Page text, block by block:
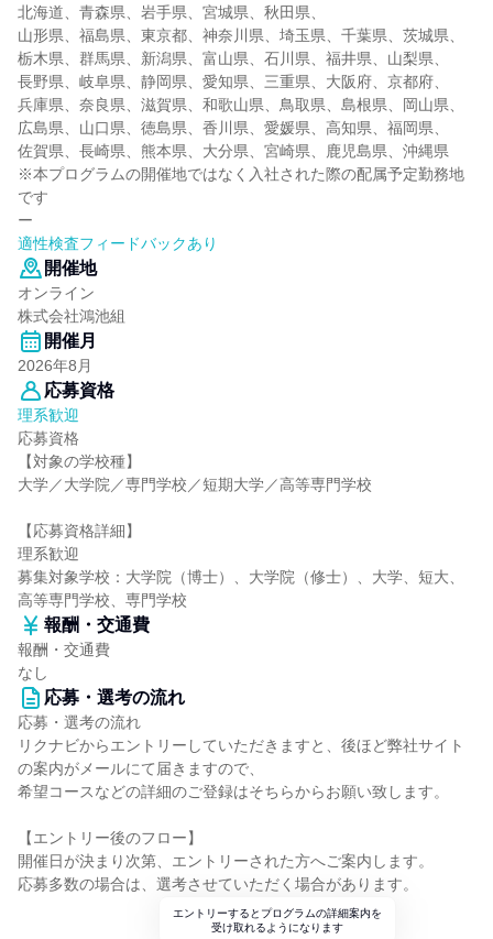
北海道、青森県、岩手県、宮城県、秋田県、
山形県、福島県、東京都、神奈川県、埼玉県、千葉県、茨城県、
栃木県、群馬県、新潟県、富山県、石川県、福井県、山梨県、
長野県、岐阜県、静岡県、愛知県、三重県、大阪府、京都府、
兵庫県、奈良県、滋賀県、和歌山県、鳥取県、島根県、岡山県、
広島県、山口県、徳島県、香川県、愛媛県、高知県、福岡県、
佐賀県、長崎県、熊本県、大分県、宮崎県、鹿児島県、沖縄県
※本プログラムの開催地ではなく入社された際の配属予定勤務地
です
ー
適性検査フィードバックあり
開催地
オンライン
株式会社鴻池組
開催月
2026年8月
応募資格
理系歓迎
応募資格
【対象の学校種】
大学／大学院／専門学校／短期大学／高等専門学校
【応募資格詳細】
理系歓迎
募集対象学校：大学院（博士）、大学院（修士）、大学、短大、
高等専門学校、専門学校
報酬・交通費
報酬・交通費
なし
応募・選考の流れ
応募・選考の流れ
リクナビからエントリーしていただきますと、後ほど弊社サイト
の案内がメールにて届きますので、
希望コースなどの詳細のご登録はそちらからお願い致します。
【エントリー後のフロー】
開催日が決まり次第、エントリーされた方へご案内します。
応募多数の場合は、選考させていただく場合があります。
エントリーするとプログラムの詳細案内を
受け取れるようになります